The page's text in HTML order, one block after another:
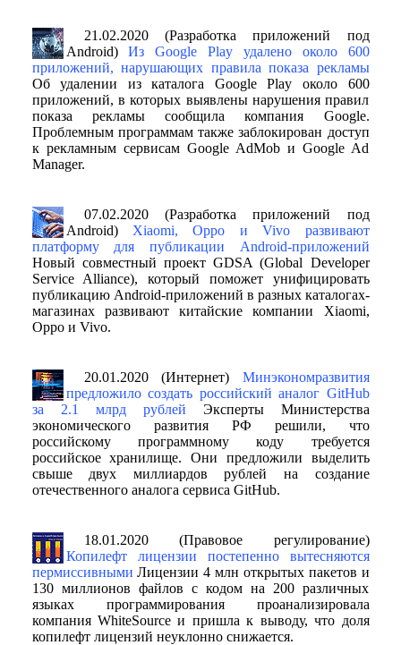
21.02.2020 (Разработка приложений под
Android)Из Google Play удалено около 600
приложений, нарушающих правила показа рекламы
Об удалении из каталога Google Play около 600
приложений, в которых выявлены нарушения правил
показа рекламы сообщила компания Google.
Проблемным программам также заблокирован доступ
к рекламным сервисам Google AdMob и Google Ad
Manager.
07.02.2020 (Разработка приложений под
Android) Xiaomi, Oppo и Vivo развивают
платформу для публикации Android-приложений
Новый совместный проект GDSA (Global Developer
Service Alliance), который поможет унифицировать
публикацию Android-приложений в разных каталогах-
магазинах развивают китайские компании Xiaomi,
Oppo и Vivo.
20.01.2020 (Интернет) Минэкономразвития
предложило создать российский аналог GitHub
за 2.1 млрд рублей Эксперты Министерства
экономического развития РФ решили, что
российскому программному коду требуется
российское хранилище. Они предложили выделить
свыше двух миллиардов рублей на создание
отечественного аналога сервиса GitHub.
18.01.2020 (Правовое регулирование)
Копилефт лицензии постепенно вытесняются
пермиссивными Лицензии 4 млн открытых пакетов и
130 миллионов файлов с кодом на 200 различных
языках программирования проанализировала
компания WhiteSource и пришла к выводу, что доля
копилефт лицензий неуклонно снижается.